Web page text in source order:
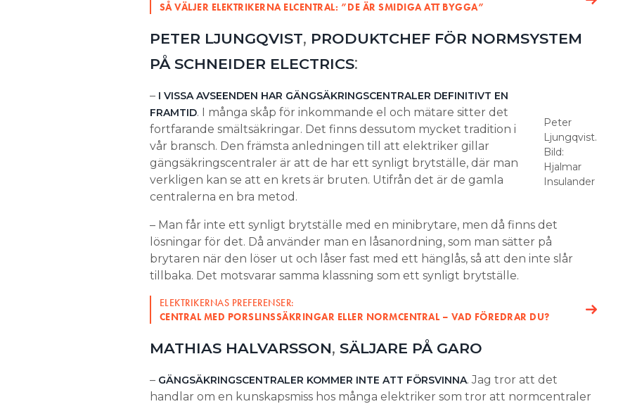
SÅ VÄLJER ELEKTRIKERNA ELCENTRAL: ”DE ÄR SMIDIGA ATT BYGGA”
PETER LJUNGQVIST, PRODUKTCHEF FÖR NORMSYSTEM
PÅ SCHNEIDER ELECTRICS:
Peter
Ljungqvist.
Bild:
Hjalmar
Insulander
– I VISSA AVSEENDEN HAR GÄNGSÄKRINGSCENTRALER DEFINITIVT EN
FRAMTID. I många skåp för inkommande el och mätare sitter det
fortfarande smältsäkringar. Det finns dessutom mycket tradition i
vår bransch. Den främsta anledningen till att elektriker gillar
gängsäkringscentraler är att de har ett synligt brytställe, där man
verkligen kan se att en krets är bruten. Utifrån det är de gamla
centralerna en bra metod.
– Man får inte ett synligt brytställe med en minibrytare, men då finns det
lösningar för det. Då använder man en låsanordning, som man sätter på
brytaren när den löser ut och låser fast med ett hänglås, så att den inte slår
tillbaka. Det motsvarar samma klassning som ett synligt brytställe.
ELEKTRIKERNAS PREFERENSER:
CENTRAL MED PORSLINSSÄKRINGAR ELLER NORMCENTRAL – VAD FÖREDRAR DU?
MATHIAS HALVARSSON, SÄLJARE PÅ GARO
– GÄNGSÄKRINGSCENTRALER KOMMER INTE ATT FÖRSVINNA. Jag tror att det
handlar om en kunskapsmiss hos många elektriker som tror att normcentraler